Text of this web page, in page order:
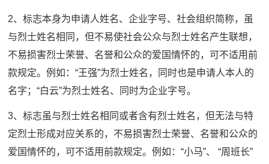
2、标志本身为申请人姓名、企业字号、社会组织简称，虽
与烈士姓名相同，但不易使社会公众与烈士姓名产生联想，
不易损害烈士荣誉、名誉和公众的爱国情怀的，可不适用前
款规定。例如：“王强”为烈士姓名，同时也是申请人本人的
名字；“白云”为烈士姓名、同时为企业字号。
3、标志虽与烈士姓名相同或者含有烈士姓名，但无法与特
定烈士形成对应关系的，不易损害烈士荣誉、名誉和公众的
爱国情怀的，可不适用前款规定。例如：“小马”、 “周班长”